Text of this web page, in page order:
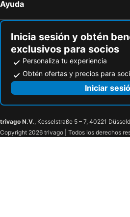
Ayuda
Inicia sesión y obtén
exclusivos para socios
Personaliza tu experiencia
Obtén ofertas y precios para
Iniciar
trivago N.V., Kesselstraße 5 – 7, 40221
Copyright 2026 trivago | Todos los derechos